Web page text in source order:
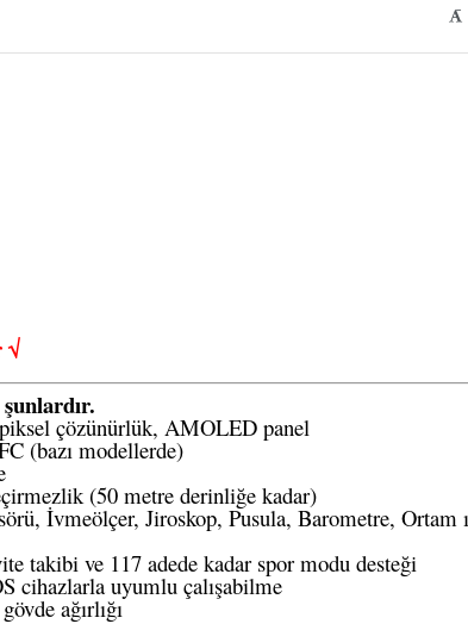
-
√
çözünürlük, AMOLED panel
(bazı modellerde)
(50 metre derinliğe kadar)
İvmeölçer, Jiroskop, Pusula, Barometre, Ortam
takibi ve 117 adede kadar spor modu desteği
cihazlarla uyumlu çalışabilme
ağırlığı